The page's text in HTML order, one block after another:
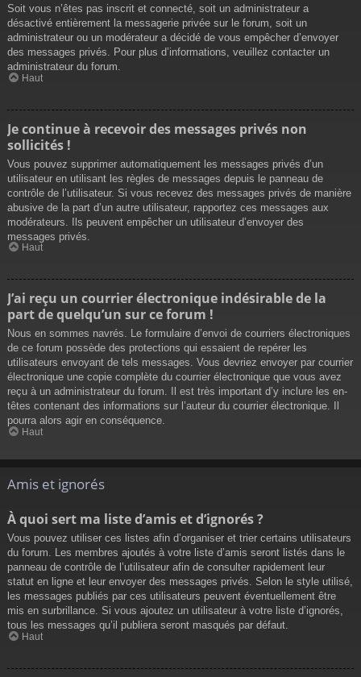
Soit vous n’êtes pas inscrit et connecté, soit un administrateur a
désactivé entièrement la messagerie privée sur le forum, soit un
administrateur ou un modérateur a décidé de vous empêcher d’envoyer
des messages privés. Pour plus d’informations, veuillez contacter un
administrateur du forum.
Haut
Je continue à recevoir des messages privés non
sollicités !
Vous pouvez supprimer automatiquement les messages privés d’un
utilisateur en utilisant les règles de messages depuis le panneau de
contrôle de l’utilisateur. Si vous recevez des messages privés de manière
abusive de la part d’un autre utilisateur, rapportez ces messages aux
modérateurs. Ils peuvent empêcher un utilisateur d’envoyer des
messages privés.
Haut
J’ai reçu un courrier électronique indésirable de la
part de quelqu’un sur ce forum !
Nous en sommes navrés. Le formulaire d’envoi de courriers électroniques
de ce forum possède des protections qui essaient de repérer les
utilisateurs envoyant de tels messages. Vous devriez envoyer par courrier
électronique une copie complète du courrier électronique que vous avez
reçu à un administrateur du forum. Il est très important d’y inclure les en-
têtes contenant des informations sur l’auteur du courrier électronique. Il
pourra alors agir en conséquence.
Haut
Amis et ignorés
À quoi sert ma liste d’amis et d’ignorés ?
Vous pouvez utiliser ces listes afin d’organiser et trier certains utilisateurs
du forum. Les membres ajoutés à votre liste d’amis seront listés dans le
panneau de contrôle de l’utilisateur afin de consulter rapidement leur
statut en ligne et leur envoyer des messages privés. Selon le style utilisé,
les messages publiés par ces utilisateurs peuvent éventuellement être
mis en surbrillance. Si vous ajoutez un utilisateur à votre liste d’ignorés,
tous les messages qu’il publiera seront masqués par défaut.
Haut